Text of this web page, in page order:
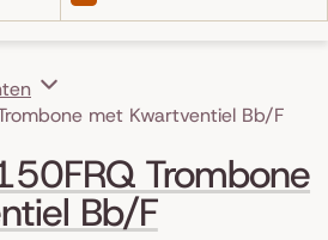
met Kwartventiel Bb/F
Trombone
Bb/F